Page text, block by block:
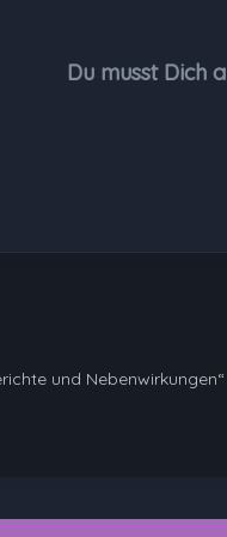
Du musst Dich
und Nebenwirkungen“